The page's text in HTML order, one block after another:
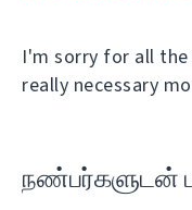
I'm sorry for all
really necessary
நண்பர்களுடன்